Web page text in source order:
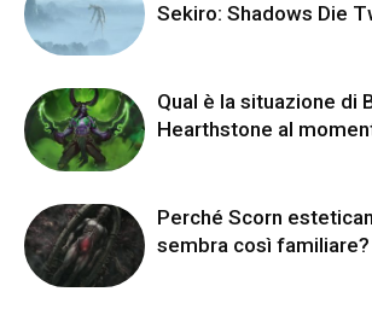
Sekiro: Shadows Die
Qual è la situazione di
Hearthstone al
Perché Scorn
sembra così familiare?